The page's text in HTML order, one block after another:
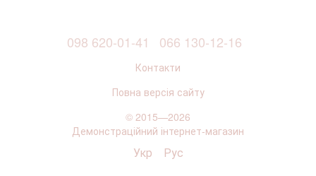
098 620-01-41 066 130-12-16
Контакти
Повна версія сайту
© 2015—2026
Демонстраційний інтернет-магазин
Укр Рус